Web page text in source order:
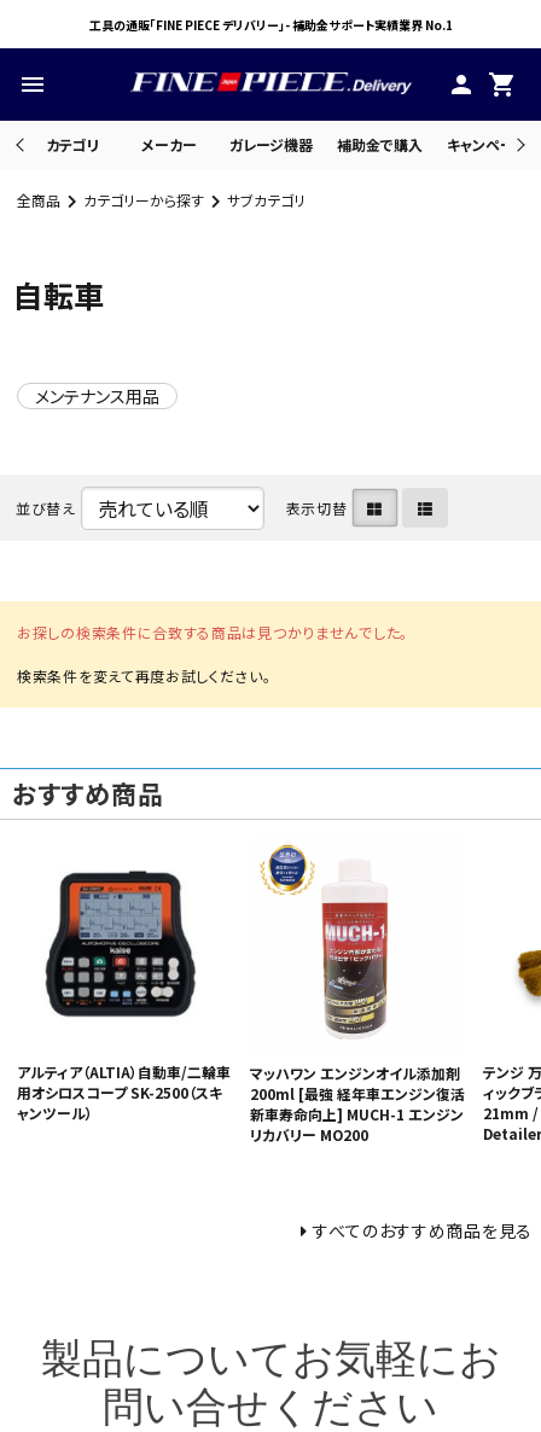
工具の通販「FINE PIECE デリバリー」- 補助金サポート実績業界 No.1
menu person shopping_cart
カテゴリ メーカー ガレージ機器 補助金で購入 キャンペーン
meeting_room ログイン
メーカーから選ぶ
ガレージ機器
補助金で購入
全商品 カテゴリーから探す サブカテゴリ
自転車
メンテナンス用品
並び替え 表示切替
お探しの検索条件に合致する商品は見つかりませんでした。
おすすめ商品
アルティア（ALTIA）自動車/二輪車
用オシロスコープ SK-2500（スキ
ャンツール）
マッハワン エンジンオイル添加剤
200ml [最強 経年車エンジン復活
新車寿命向上] MUCH-1 エンジン
リカバリー MO200
テンジ
ィック
21mm /
Detailer
すべてのおすすめ商品を見る